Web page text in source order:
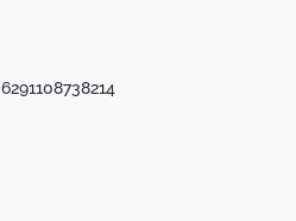
6291108738214